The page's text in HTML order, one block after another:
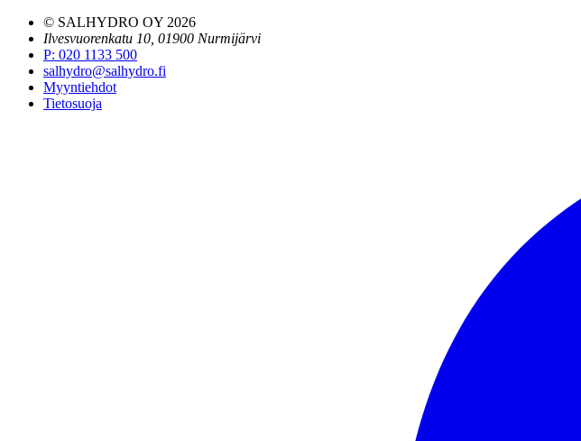
© SALHYDRO OY 2026
Ilvesvuorenkatu 10, 01900 Nurmijärvi
P: 020 1133 500
salhydro@salhydro.fi
Myyntiehdot
Tietosuoja